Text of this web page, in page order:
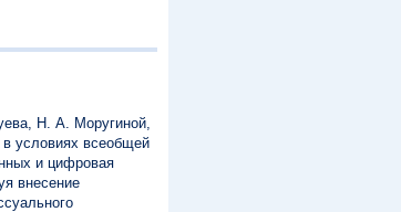
Н. А. Моругиной,
в условиях всеобщей
и цифровая
внесение